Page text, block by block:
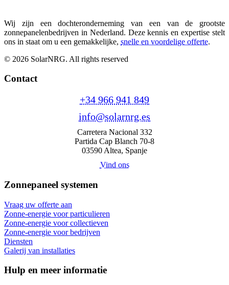
Wij zijn een dochteronderneming van een van de grootste
zonnepanelenbedrijven in Nederland. Deze kennis en expertise stelt
ons in staat om u een gemakkelijke, snelle en voordelige offerte.
© 2026 SolarNRG. All rights reserved
Contact
+34 966 941 849
info@solarnrg.es
Carretera Nacional 332
Partida Cap Blanch 70-8
03590 Altea, Spanje
Vind ons
Zonnepaneel systemen
Vraag uw offerte aan
Zonne-energie voor particulieren
Zonne-energie voor collectieven
Zonne-energie voor bedrijven
Diensten
Galerij van installaties
Hulp en meer informatie